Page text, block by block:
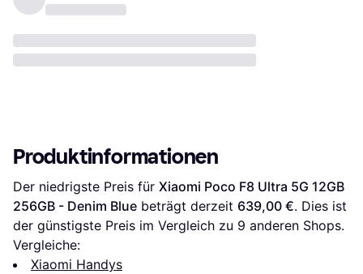
Produktinformationen
Der niedrigste Preis für Xiaomi Poco F8 Ultra 5G 12GB
256GB - Denim Blue beträgt derzeit 639,00 €. Dies ist
der günstigste Preis im Vergleich zu 9 anderen Shops.
Vergleiche:
Xiaomi Handys